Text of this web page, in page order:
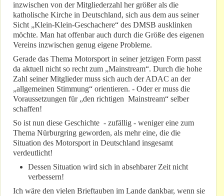
inzwischen von der Mitgliederzahl her größer als die
katholische Kirche in Deutschland, sich aus dem aus seiner
Sicht „Klein-Klein-Geschachere“ des DMSB ausklinken
möchte. Man hat offenbar auch durch die Größe des eigenen
Vereins inzwischen genug eigene Probleme.
Gerade das Thema Motorsport in seiner jetzigen Form passt
da aktuell nicht so recht zum „Mainstream“. Durch die hohe
Zahl seiner Mitglieder muss sich auch der ADAC an der
„allgemeinen Stimmung“ orientieren. - Oder er muss die
Voraussetzungen für „den richtigen Mainstream“ selber
schaffen!
So ist nun diese Geschichte - zufällig - weniger eine zum
Thema Nürburgring geworden, als mehr eine, die die
Situation des Motorsport in Deutschland insgesamt
verdeutlicht!
Dessen Situation wird sich in absehbarer Zeit nicht
verbessern!
Ich wäre den vielen Brieftauben im Lande dankbar, wenn sie